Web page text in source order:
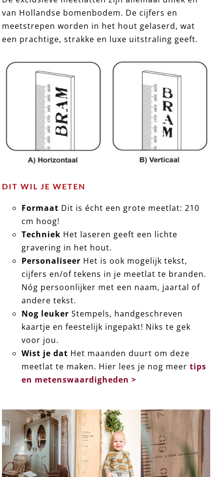
EXCLUSIEF 15 ➸ Houten Meetlat
van Hollandse bomenbodem. De cijfers en
meetstrepen worden in het hout gelaserd, wat
een prachtige, strakke en luxe uitstraling geeft.
DIT WIL JE WETEN
Formaat Dit is écht een grote meetlat: 210
cm hoog!
Techniek Het laseren geeft een lichte
gravering in het hout.
Personaliseer Het is ook mogelijk tekst,
cijfers en/of tekens in je meetlat te branden.
Nóg persoonlijker met een naam, jaartal of
andere tekst.
Nog leuker Stempels, handgeschreven
kaartje en feestelijk ingepakt! Niks te gek
voor jou.
Wist je dat Het maanden duurt om deze
meetlat te maken. Hier lees je nog meertips
en metenswaardigheden >